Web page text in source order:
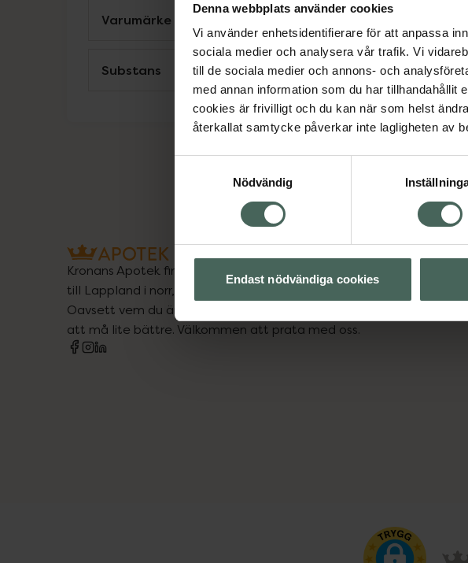
Denna webbplats använder cookies
Vi använder enhetsidentifierare för att anpassa
sociala medier och analysera vår trafik. Vi
till de sociala medier och annons- och
med annan information som du har
cookies är frivilligt och du kan när som helst
återkallat samtycke påverkar inte lagligheten av
Nödvändig
Endast nödvändiga cookies
Varumärke Visa
Substans Visa
Solvenix
Kärlskyddande
Depotkapsel, hård,
Läkemedel
Pris online
225 kr
Köp
Kronans Apotek finns här för dig. Du hittar oss från Skåne i syd
till Lappland i norr, och online i mobilen och på datorn.
Oavsett vem du är så är det vårt uppdrag att hjälpa just dig
att må lite bättre. Välkommen att prata med oss.